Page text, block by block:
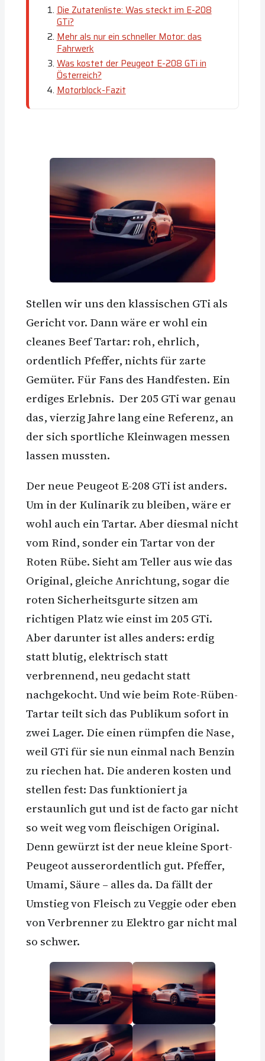
Die Zutatenliste: Was steckt im E-208
GTi?
Mehr als nur ein schneller Motor: das
Fahrwerk
Was kostet der Peugeot E-208 GTi in
Österreich?
Motorblock-Fazit
Stellen wir uns den klassischen GTi als
Gericht vor. Dann wäre er wohl ein
cleanes Beef Tartar: roh, ehrlich,
ordentlich Pfeffer, nichts für zarte
Gemüter. Für Fans des Handfesten. Ein
erdiges Erlebnis. Der 205 GTi war genau
das, vierzig Jahre lang eine Referenz, an
der sich sportliche Kleinwagen messen
lassen mussten.
Der neue Peugeot E-208 GTi ist anders.
Um in der Kulinarik zu bleiben, wäre er
wohl auch ein Tartar. Aber diesmal nicht
vom Rind, sonder ein Tartar von der
Roten Rübe. Sieht am Teller aus wie das
Original, gleiche Anrichtung, sogar die
roten Sicherheitsgurte sitzen am
richtigen Platz wie einst im 205 GTi.
Aber darunter ist alles anders: erdig
statt blutig, elektrisch statt
verbrennend, neu gedacht statt
nachgekocht. Und wie beim Rote-Rüben-
Tartar teilt sich das Publikum sofort in
zwei Lager. Die einen rümpfen die Nase,
weil GTi für sie nun einmal nach Benzin
zu riechen hat. Die anderen kosten und
stellen fest: Das funktioniert ja
erstaunlich gut und ist de facto gar nicht
so weit weg vom fleischigen Original.
Denn gewürzt ist der neue kleine Sport-
Peugeot ausserordentlich gut. Pfeffer,
Umami, Säure – alles da. Da fällt der
Umstieg von Fleisch zu Veggie oder eben
von Verbrenner zu Elektro gar nicht mal
so schwer.